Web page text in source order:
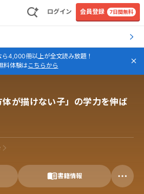
ログイン 会員登録 7日間無料
ら4,000冊以上が全文読み放題！
料体験はこちらから
体が描けない子」の学力を伸ば
書籍情報